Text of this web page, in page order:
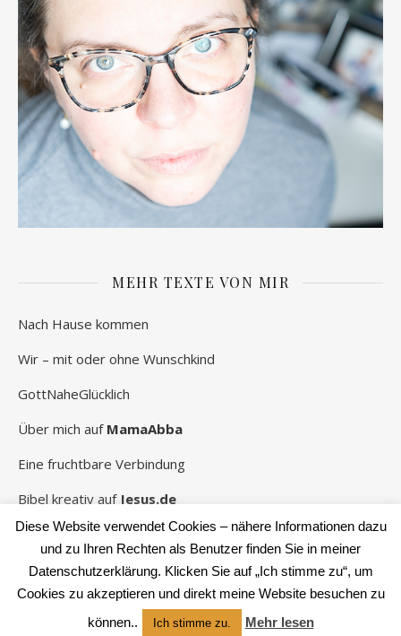
MEHR TEXTE VON MIR
Nach Hause kommen
Wir – mit oder ohne Wunschkind
GottNaheGlücklich
Über mich auf MamaAbba
Eine fruchtbare Verbindung
Bibel kreativ auf Jesus.de
2026 Rebekka Schwaneberg ©
Ashe Theme vonWP Royal
Diese Website verwendet Cookies – nähere Informationen dazu
und zu Ihren Rechten als Benutzer finden Sie in meiner
Datenschutzerklärung. Klicken Sie auf „Ich stimme zu“, um
Cookies zu akzeptieren und direkt meine Website besuchen zu
können..
Ich stimme zu. Mehr lesen